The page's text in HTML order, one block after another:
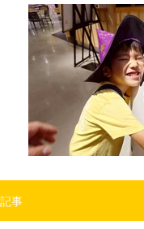
記事